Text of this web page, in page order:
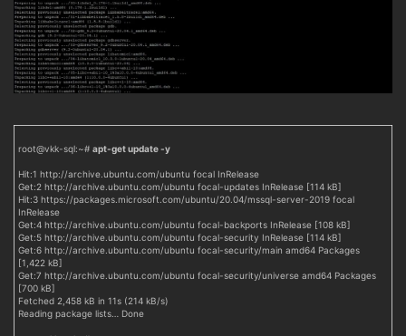
root@vkk-sql:~# apt-get update -y
Hit:1 http://archive.ubuntu.com/ubuntu focal InRelease
Get:2 http://archive.ubuntu.com/ubuntu focal-updates InRelease [114 kB]
Hit:3 https://packages.microsoft.com/ubuntu/20.04/mssql-server-2019 focal
InRelease
Get:4 http://archive.ubuntu.com/ubuntu focal-backports InRelease [108 kB]
Get:5 http://archive.ubuntu.com/ubuntu focal-security InRelease [114 kB]
Get:6 http://archive.ubuntu.com/ubuntu focal-security/main amd64 Packages
[1,422 kB]
Get:7 http://archive.ubuntu.com/ubuntu focal-security/universe amd64 Packages
[700 kB]
Fetched 2,458 kB in 11s (214 kB/s)
Reading package lists… Done